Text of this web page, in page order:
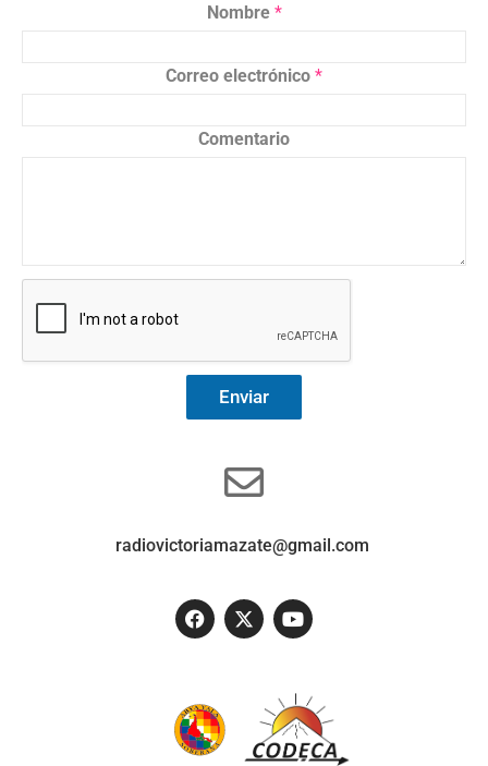
Nombre *
Correo electrónico *
Comentario
Enviar
radiovictoriamazate@gmail.com